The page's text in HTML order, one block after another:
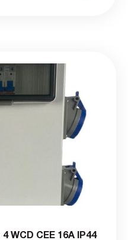
WCD CEE 16A IP44